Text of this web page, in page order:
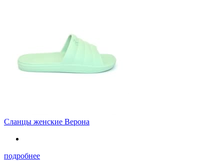
Сланцы женские Верона
подробнее